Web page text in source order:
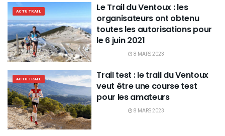
ACTU TRAIL
Le Trail du Ventoux : les
organisateurs ont obtenu
toutes les autorisations pour
le 6 juin 2021
8 MARS 2023
ACTU TRAIL
Trail test : le trail du Ventoux
veut être une course test
pour les amateurs
8 MARS 2023